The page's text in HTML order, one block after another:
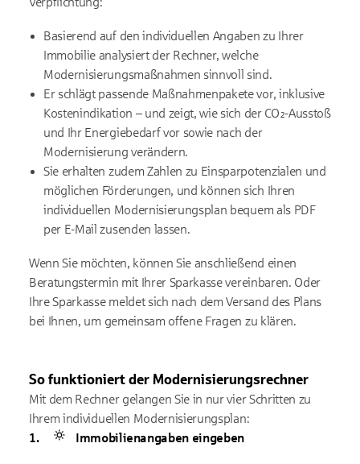
Basierend auf den individuellen Angaben zu Ihrer
Immobilie analysiert der Rechner, welche
Modernisierungsmaßnahmen sinnvoll sind.
Er schlägt passende Maßnahmenpakete vor, inklusive
Kostenindikation – und zeigt, wie sich der CO₂-Ausstoß
und Ihr Energiebedarf vor sowie nach der
Modernisierung verändern.
Sie erhalten zudem Zahlen zu Einsparpotenzialen und
möglichen Förderungen, und können sich Ihren
individuellen Modernisierungsplan bequem als PDF
per E-Mail zusenden lassen.
Wenn Sie möchten, können Sie anschließend einen
Beratungstermin mit Ihrer Sparkasse vereinbaren. Oder
Ihre Sparkasse meldet sich nach dem Versand des Plans
bei Ihnen, um gemeinsam offene Fragen zu klären.
So funktioniert der Modernisierungsrechner
Mit dem Rechner gelangen Sie in nur vier Schritten zu
Ihrem individuellen Modernisierungsplan:
Immobilienangaben eingeben